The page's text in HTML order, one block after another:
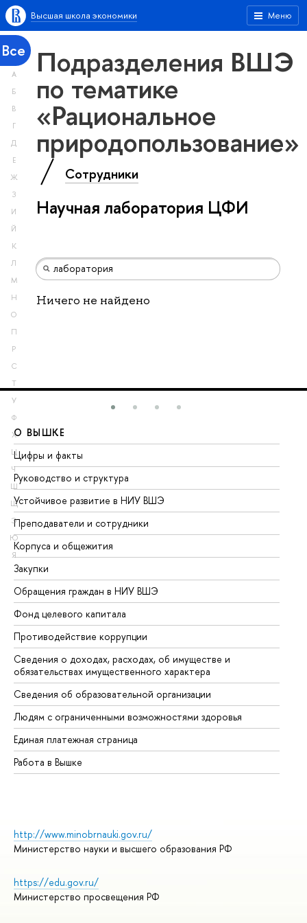
Меню
Высшая школа экономики
Все
А
Б
В
Г
Д
Е
Ж
З
И
Й
К
Л
М
Н
О
П
Р
С
Т
У
Ф
Х
Ц
Ч
Ш
Щ
Э
Ю
Я
Подразделения ВШЭ
по тематике
«Рациональное
природопользование»
Сотрудники
Научная лаборатория ЦФИ
Ничего не найдено
О ВЫШКЕ
Цифры и факты
Руководство и структура
Устойчивое развитие в НИУ ВШЭ
Преподаватели и сотрудники
Корпуса и общежития
Закупки
Обращения граждан в НИУ ВШЭ
Фонд целевого капитала
Противодействие коррупции
Сведения о доходах, расходах, об имуществе и
обязательствах имущественного характера
Сведения об образовательной организации
Людям с ограниченными возможностями здоровья
Единая платежная страница
Работа в Вышке
http://www.minobrnauki.gov.ru/
Министерство науки и высшего образования РФ
https://edu.gov.ru/
Министерство просвещения РФ